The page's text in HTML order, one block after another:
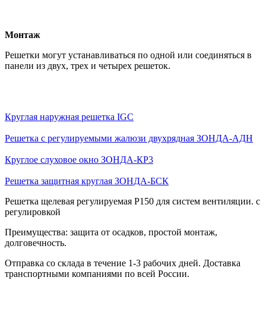
Монтаж
Решетки могут устанавливаться по одной или соединяться в
панели из двух, трех и четырех решеток.
Круглая наружная решетка IGC
Решетка с регулируемыми жалюзи двухрядная ЗОНДА-АДН
Круглое слуховое окно ЗОНДА-КР3
Решетка защитная круглая ЗОНДА-БСК
Решетка щелевая регулируемая Р150 для систем вентиляции. с
регулировкой
Преимущества: защита от осадков, простой монтаж,
долговечность.
Отправка со склада в течение 1-3 рабочих дней. Доставка
транспортными компаниями по всей России.